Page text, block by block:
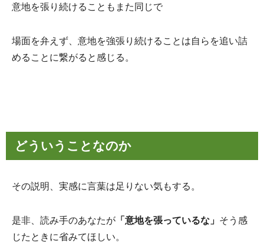
意地を張り続けることもまた同じで
場面を弁えず、意地を強張り続けることは自らを追い詰
めることに繋がると感じる。
どういうことなのか
その説明、実感に言葉は足りない気もする。
是非、読み手のあなたが 「意地を張っているな」 そう感
じたときに省みてほしい。